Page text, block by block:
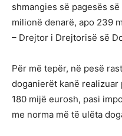
shmangies së pagesës
milionë denarë, apo 239
– Drejtor i Drejtorisë së
Për më tepër, në pesë
doganierët kanë
180 mijë eurosh, pasi
me norma më të ulëta